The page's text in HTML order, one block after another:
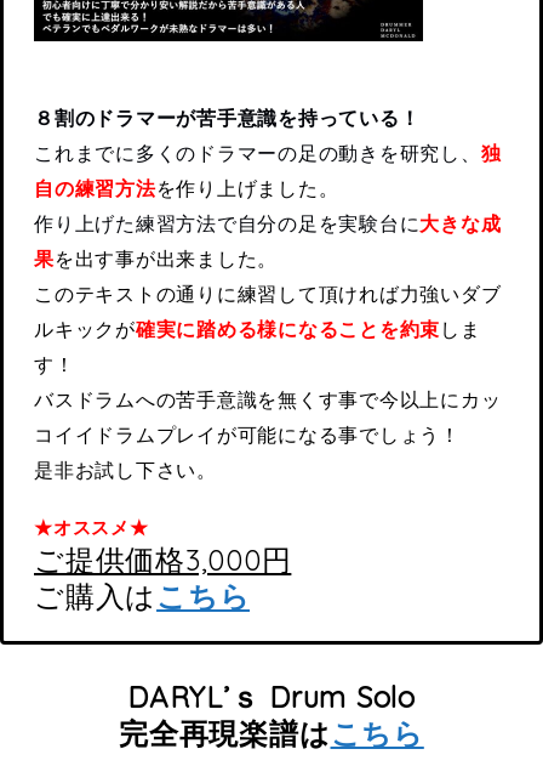
８割のドラマーが苦手意識を持っている！
これまでに多くのドラマーの足の動きを研究し、 独
自の練習方法を作り上げました。
作り上げた練習方法で自分の足を実験台に大きな成
果を出す事が出来ました。
このテキストの通りに練習して頂ければ力強いダブ
ルキックが確実に踏める様になることを約束 しま
す！
バスドラムへの苦手意識を無くす事で今以上にカッ
コイイドラムプレイが可能になる事でしょう！
是非お試し下さい。
★オススメ★
ご提供価格3,000円
ご購入は こちら
DARYL’ｓ Drum Solo
完全再現楽譜はこちら